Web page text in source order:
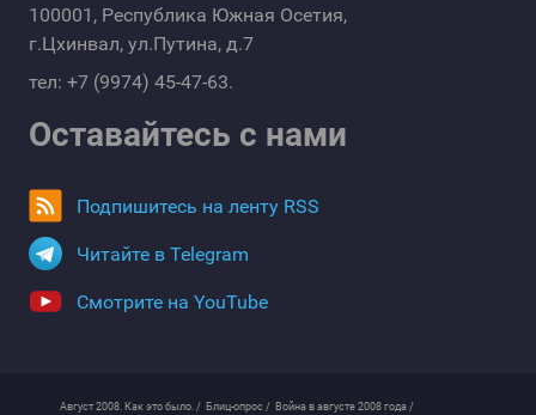
100001, Республика Южная Осетия,
г.Цхинвал, ул.Путина, д.7
тел: +7 (9974) 45-47-63.
Оставайтесь с нами
Подпишитесь на ленту RSS
Читайте в Telegram
Смотрите на YouTube
Август 2008. Как это было. / Блиц-опрос / Война в августе 2008 года /